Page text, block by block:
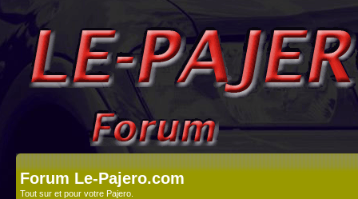
Forum Le-Pajero.com
Tout sur et pour votre Pajero.